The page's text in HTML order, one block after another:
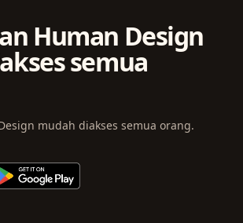
Human Design
semua
mudah diakses semua orang.